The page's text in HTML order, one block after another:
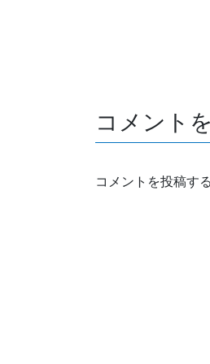
コメント
コメントを投稿す